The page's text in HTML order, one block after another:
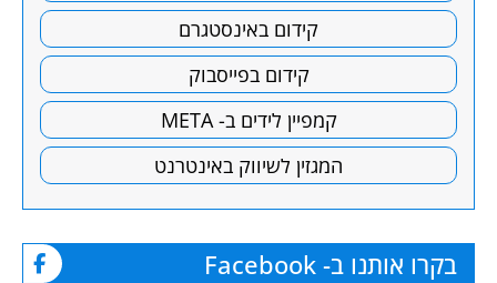
קידום באינסטגרם
קידום בפייסבוק
קמפיין לידים ב- META
המגזין לשיווק באינטרנט
בקרו אותנו ב- Facebook